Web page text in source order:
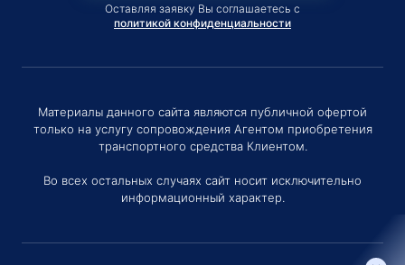
Оставляя заявку Вы соглашаетесь с
политикой конфиденциальности
Материалы данного сайта являются публичной офертой
только на услугу сопровождения Агентом приобретения
транспортного средства Клиентом.
Во всех остальных случаях сайт носит исключительно
информационный характер.